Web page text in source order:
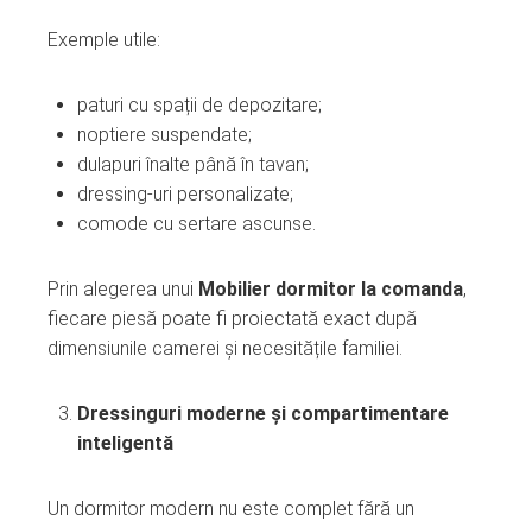
Exemple utile:
paturi cu spații de depozitare;
noptiere suspendate;
dulapuri înalte până în tavan;
dressing-uri personalizate;
comode cu sertare ascunse.
Prin alegerea unui Mobilier dormitor la comanda,
fiecare piesă poate fi proiectată exact după
dimensiunile camerei și necesitățile familiei.
Dressinguri moderne și compartimentare
inteligentă
Un dormitor modern nu este complet fără un